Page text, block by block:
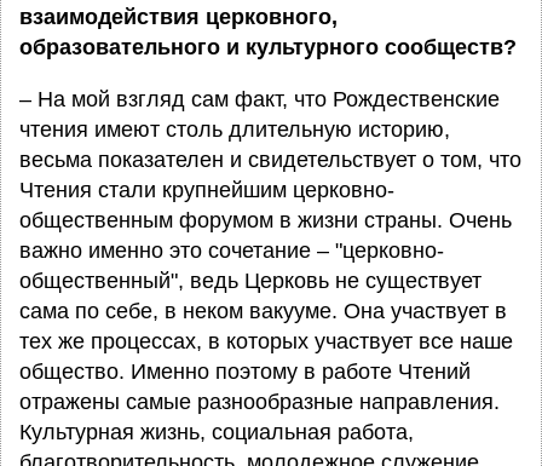
взаимодействия церковного,
образовательного и культурного сообществ?
– На мой взгляд сам факт, что Рождественские
чтения имеют столь длительную историю,
весьма показателен и свидетельствует о том, что
Чтения стали крупнейшим церковно-
общественным форумом в жизни страны. Очень
важно именно это сочетание – "церковно-
общественный", ведь Церковь не существует
сама по себе, в неком вакууме. Она участвует в
тех же процессах, в которых участвует все наше
общество. Именно поэтому в работе Чтений
отражены самые разнообразные направления.
Культурная жизнь, социальная работа,